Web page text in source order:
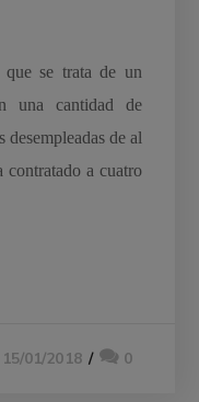
que se trata de un
una cantidad de
desempleadas de al
contratado a cuatro
15/01/2018 0